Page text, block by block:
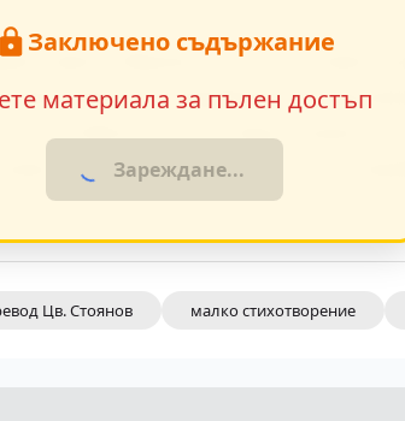
ярки образи, които остават
умелото редуване на
особености на персонажите
в повествованието,
Заключено съдържание
материала за пълен достъп
Зареждане...
Цв. Стоянов малко стихотворение